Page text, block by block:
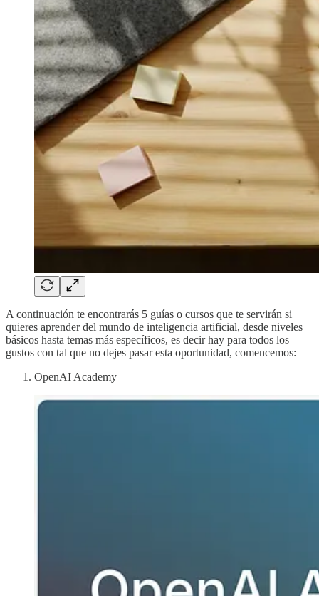
A continuación te encontrarás 5 guías o cursos que te servirán si
quieres aprender del mundo de inteligencia artificial, desde niveles
básicos hasta temas más específicos, es decir hay para todos los
gustos con tal que no dejes pasar esta oportunidad, comencemos:
OpenAI Academy